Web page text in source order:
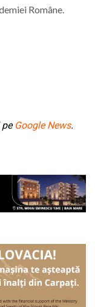
Române.
pe Google News.